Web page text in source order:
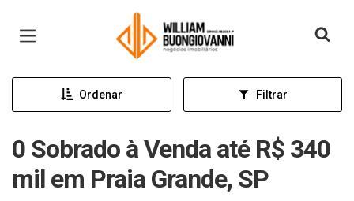
Página inicial
Ordenar Filtrar
0 Sobrado à Venda até R$ 340
mil em Praia Grande, SP